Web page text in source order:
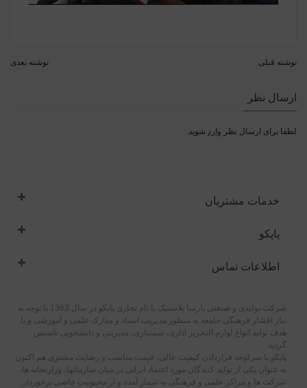
نوشته قبلی نوشته بعدی
ارسال نظر
لطفا برای ارسال نظر وارد شوید.
خدمات مشتریان
پاپکو
اطلاعات تماس
شرکت تولیدی و صنعتی پارسا پلاستیک با نام تجاری پاپکو در سال 1363 با توجه به
نیاز اقشار فرهنگی جامعه به منظور مدیریت اسناد و مدارک علمی و آموزشی و با
هدف تولید انواع لوازم التحریر اداری، سمیناری، مدیریتی و دانشجویی تاسیس
گردید
پاپکو با سرلوحه قراردادن کیفیت عالی، قیمت مناسب و رضایت مشتری هم اکنون
به عنوان یکی از تولید کنندگان مورد اعتماد ایرانی در میان سازمانها، وزارتخانه ها،
شرکت ها و مراکز علمی و فرهنگی به شمار آمده و از محبوبیت خاصی برخوردار